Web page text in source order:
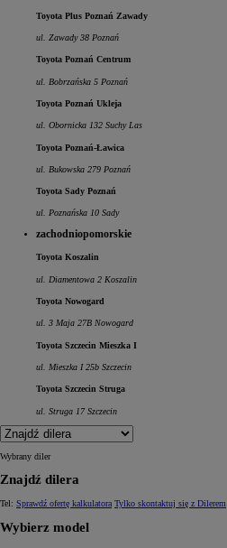
Toyota Plus Poznań Zawady
ul. Zawady 38 Poznań
Toyota Poznań Centrum
ul. Bobrzańska 5 Poznań
Toyota Poznań Ukleja
ul. Obornicka 132 Suchy Las
Toyota Poznań-Ławica
ul. Bukowska 279 Poznań
Toyota Sady Poznań
ul. Poznańska 10 Sady
zachodniopomorskie
Toyota Koszalin
ul. Diamentowa 2 Koszalin
Toyota Nowogard
ul. 3 Maja 27B Nowogard
Toyota Szczecin Mieszka I
ul. Mieszka I 25b Szczecin
Toyota Szczecin Struga
ul. Struga 17 Szczecin
Wybrany diler
Znajdź dilera
Tel: Sprawdź ofertę kalkulatora Tylko skontaktuj się z Dilerem
Wybierz model